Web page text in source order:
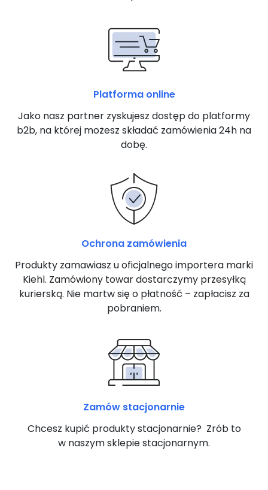
Platforma online
Jako nasz partner zyskujesz dostęp do platformy
b2b, na której możesz składać zamówienia 24h na
dobę.
Ochrona zamówienia
Produkty zamawiasz u oficjalnego importera marki
Kiehl. Zamówiony towar dostarczymy przesyłką
kurierską. Nie martw się o płatność – zapłacisz za
pobraniem.
Zamów stacjonarnie
Chcesz kupić produkty stacjonarnie? Zrób to
w naszym sklepie stacjonarnym.